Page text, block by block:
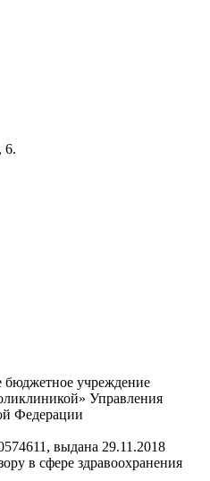
6.
бюджетное учреждение
Управления
Федерации
выдана 29.11.2018
в сфере здравоохранения